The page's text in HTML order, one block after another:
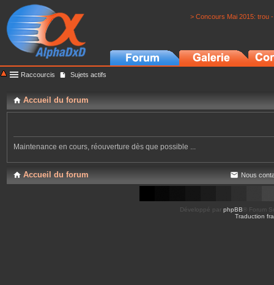
> Concours Mai 2015: trou
Raccourcis Sujets actifs
Accueil du forum
Maintenance en cours, réouverture dès que possible ...
Accueil du forum Nous
Développé par phpBB ® Forum
Traduction